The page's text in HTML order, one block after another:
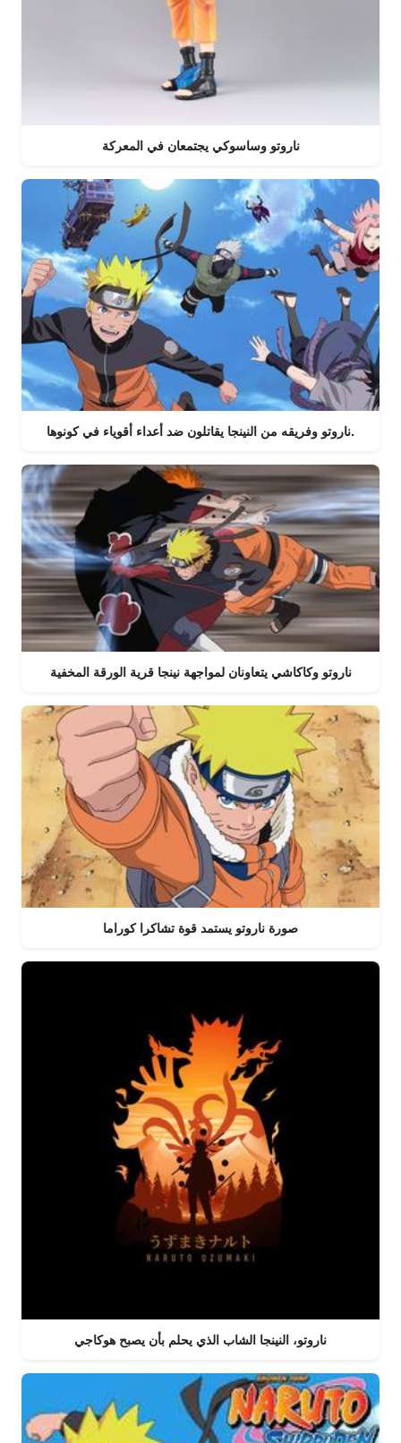
ناروتو وساسوكي يجتمعان في المعركة
ناروتو وفريقه من النينجا يقاتلون ضد أعداء أقوياء في كونوها.
ناروتو وكاكاشي يتعاونان لمواجهة نينجا قرية الورقة المخفية
صورة ناروتو يستمد قوة تشاكرا كوراما
ناروتو، النينجا الشاب الذي يحلم بأن يصبح هوكاجي